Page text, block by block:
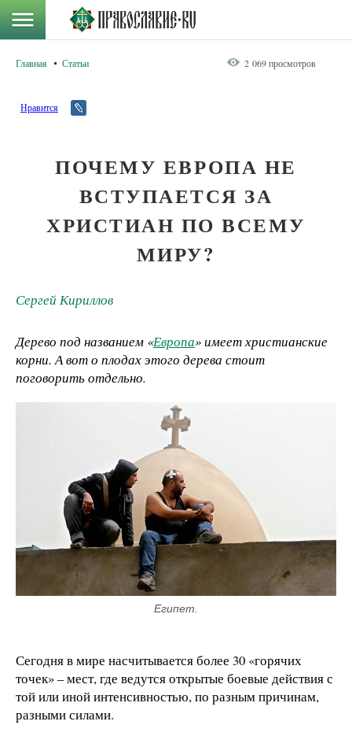
Главная Статьи 2 069 просмотров
Нравится
ПОЧЕМУ ЕВРОПА НЕ
ВСТУПАЕТСЯ ЗА
ХРИСТИАН ПО ВСЕМУ
МИРУ?
Сергей Кириллов
Дерево под названием «Европа» имеет христианские
корни. А вот о плодах этого дерева стоит
поговорить отдельно.
Египет.
Сегодня в мире насчитывается более 30 «горячих
точек» – мест, где ведутся открытые боевые действия с
той или иной интенсивностью, по разным причинам,
разными силами.